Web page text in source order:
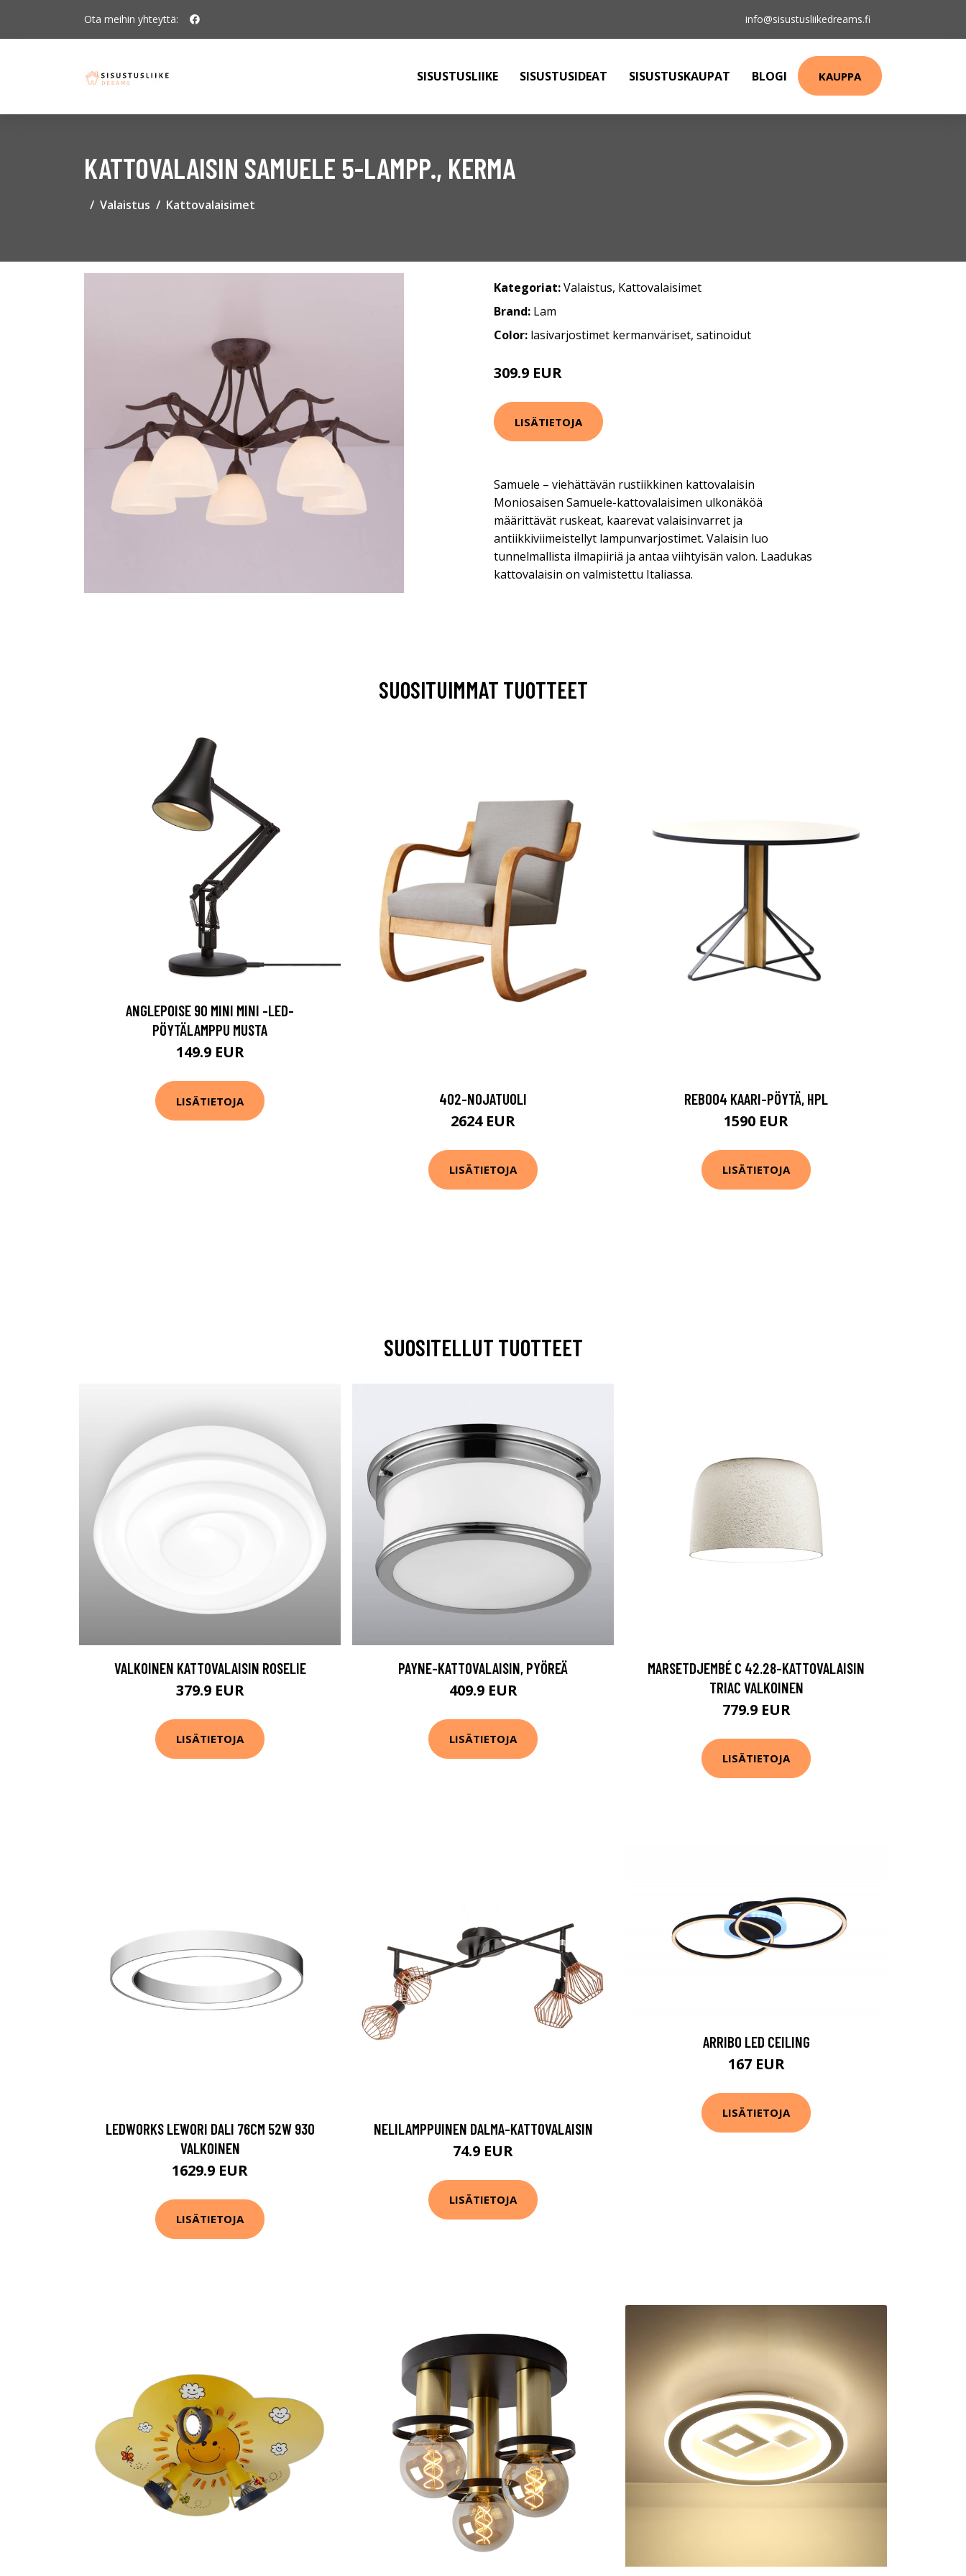
Ota meihin yhteyttä: info@sisustusliikedreams.fi
SISUSTUSLIIKE SISUSTUSIDEAT SISUSTUSKAUPAT BLOGI KAUPPA
KATTOVALAISIN SAMUELE 5-LAMPP., KERMA
Valaistus Kattovalaisimet
Kategoriat:Valaistus, Kattovalaisimet
Brand: Lam
Color: lasivarjostimet kermanväriset, satinoidut
309.9 EUR
LISÄTIETOJA
Samuele – viehättävän rustiikkinen kattovalaisin
Moniosaisen Samuele-kattovalaisimen ulkonäköä
määrittävät ruskeat, kaarevat valaisinvarret ja
antiikkiviimeistellyt lampunvarjostimet. Valaisin luo
tunnelmallista ilmapiiriä ja antaa viihtyisän valon. Laadukas
kattovalaisin on valmistettu Italiassa.
SUOSITUIMMAT TUOTTEET
ANGLEPOISE 90 MINI MINI -LED-
PÖYTÄLAMPPU MUSTA
149.9 EUR
LISÄTIETOJA 402-NOJATUOLI
2624 EUR
LISÄTIETOJA
REB004 KAARI-PÖYTÄ, HPL
1590 EUR
LISÄTIETOJA
SUOSITELLUT TUOTTEET
VALKOINEN KATTOVALAISIN ROSELIE
379.9 EUR
LISÄTIETOJA
PAYNE-KATTOVALAISIN, PYÖREÄ
409.9 EUR
LISÄTIETOJA
MARSETDJEMBÉ C 42.28-KATTOVALAISIN
TRIAC VALKOINEN
779.9 EUR
LISÄTIETOJA
LEDWORKS LEWORI DALI 76CM 52W 930
VALKOINEN
1629.9 EUR
LISÄTIETOJA
NELILAMPPUINEN DALMA-KATTOVALAISIN
74.9 EUR
LISÄTIETOJA
ARRIBO LED CEILING
167 EUR
LISÄTIETOJA